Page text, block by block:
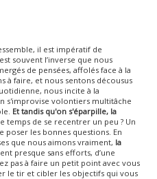
il est impératif de
souvent l’inverse que nous
de pensées, affolés face à la
à faire, et nous sentons décousus
nous incite à la
s'improvise volontiers multitâche
Et tandis qu'on s'éparpille, la
temps de se recentrer un peu ? Un
poser les bonnes questions. En
que nous aimons vraiment, la
presque sans efforts, d’une
pas à faire un petit point avec vous
le tir et cibler les objectifs qui vous